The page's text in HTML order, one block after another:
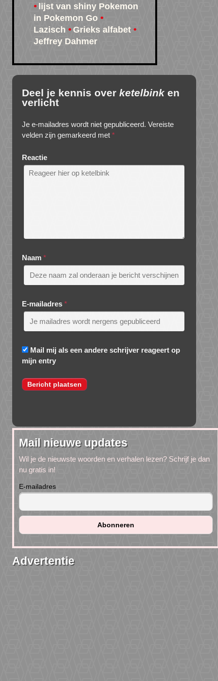
lijst van shiny Pokemon
in Pokemon Go
Lazisch
Grieks alfabet
Jeffrey Dahmer
Deel je kennis over ketelbink en
verlicht
Je e-mailadres wordt niet gepubliceerd. Vereiste
velden zijn gemarkeerd met *
Reactie
Naam *
E-mailadres *
Mail mij als een andere schrijver reageert op
mijn entry
Mail nieuwe updates
Wil je de nieuwste woorden en verhalen lezen? Schrijf je dan
nu gratis in!
E-mailadres
Advertentie